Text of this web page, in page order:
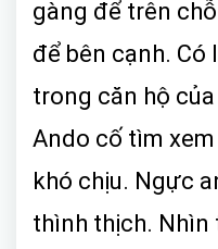
gàng để trên
để bên cạnh. Có
trong căn hộ
Ando cố tìm
khó chịu. Ngực
thình thịch. Nhìn